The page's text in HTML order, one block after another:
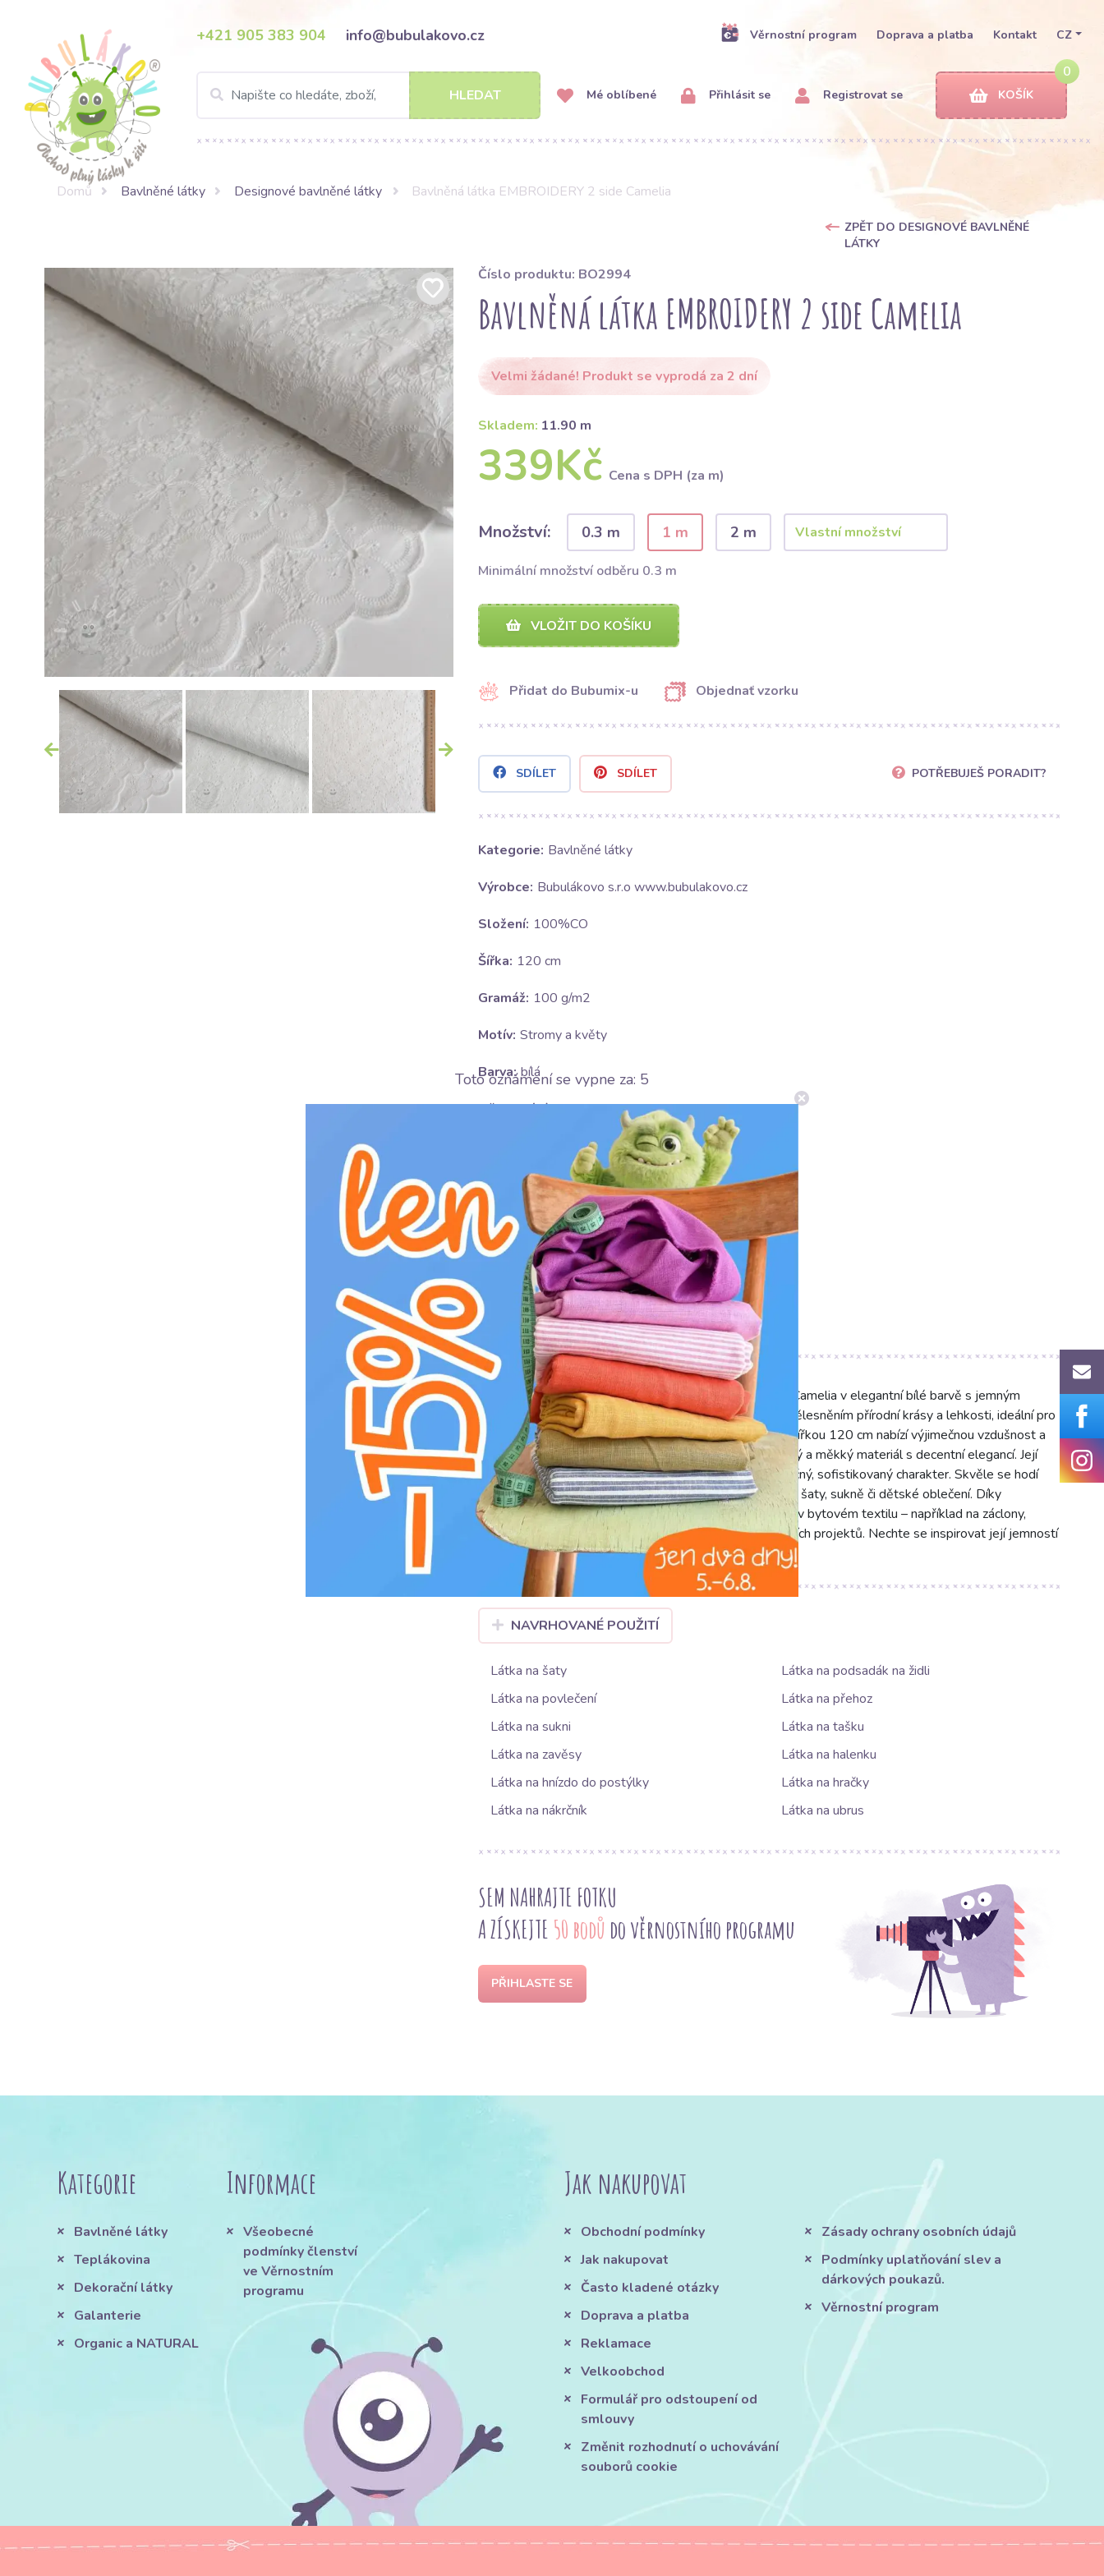
+421 905 383 904 info@bubulakovo.cz Věrnostní program Doprava a platba Kontakt CZ
HLEDAT Mé oblíbené Přihlásit se Registrovat se
0
KOŠÍK
Domů Bavlněné látky Designové bavlněné látky Bavlněná látka EMBROIDERY 2 side Camelia
ZPĚT DO DESIGNOVÉ BAVLNĚNÉ
LÁTKY
Číslo produktu: BO2994
Bavlněná látka EMBROIDERY 2 side Camelia
Velmi žádané! Produkt se vyprodá za 2 dní
Skladem: 11.90 m
339Kč Cena s DPH (za m)
Množství: 0.3 m 1 m 2 m
Minimální množství odběru 0.3 m
VLOŽIT DO KOŠÍKU
Přidat do Bubumix-u Objednať vzorku
SDÍLET SDÍLET POTŘEBUJEŠ PORADIT?
Kategorie: Bavlněné látky
Výrobce: Bubulákovo s.r.o www.bubulakovo.cz
Složení: 100%CO
Šířka: 120 cm
Gramáž: 100 g/m2
Motív: Stromy a květy
Barva: bílá
Ošetrování:
žehlit na středním stupni (150°C)
H nebělit
V v sušičce sušit na nízkém stupni (do 60°C)
nečistit chemicky
g prát na 30°C
Představujeme Bavlněnou látku EMBROIDERY 2 side Camelia v elegantní bílé barvě s jemným
vzorem stromů a květů. Tato 100% bavlněná látka je ztělesněním přírodní krásy a lehkosti, ideální pro
vaše kreativní projekty. S gramáží pouhých 100 g/m2 a šířkou 120 cm nabízí výjimečnou vzdušnost a
příjemný pocit na pokožce. Je ideální volbou pro prodyšný a měkký materiál s decentní elegancí. Její
jemná struktura a oboustranná výšivka jí dodávají jedinečný, sofistikovaný charakter. Skvěle se hodí
pro šití lehkých letních oděvů, jako jsou vzdušné halenky, šaty, sukně či dětské oblečení. Díky
půvabnému designu a kvalitě materiálu najde uplatnění i v bytovém textilu – například na záclony,
dekorativní polštářky, ubrusy nebo jako součást kreativních projektů. Nechte se inspirovat její jemností
a vytvořte originální kousky.
NAVRHOVANÉ POUŽITÍ
Látka na šaty
Látka na podsadák na židli
Látka na povlečení
Látka na přehoz
Látka na sukni
Látka na tašku
Látka na zavěsy
Látka na halenku
Látka na hnízdo do postýlky
Látka na hračky
Látka na nákrčník
Látka na ubrus
SEM NAHRAJTE FOTKU
A ZÍSKEJTE 50 bodů do věrnostního programu
PŘIHLASTE SE
Kategorie
Bavlněné látky
Teplákovina
Dekorační látky
Galanterie
Organic a NATURAL
Informace
Všeobecné
podmínky členství
ve Věrnostním
programu
Jak nakupovat
Obchodní podmínky
Jak nakupovat
Často kladené otázky
Doprava a platba
Reklamace
Velkoobchod
Formulář pro odstoupení od
smlouvy
Změnit rozhodnutí o uchovávání
souborů cookie
Zásady ochrany osobních údajů
Podmínky uplatňování slev a
dárkových poukazů.
Věrnostní program
Toto oznámení se vypne za: 4